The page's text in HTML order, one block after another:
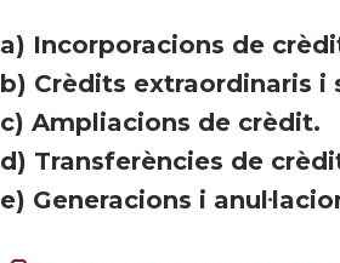
a) Incorporacions de
b) Crèdits extraordinaris i
c) Ampliacions de crèdit.
d) Transferències de
e) Generacions i